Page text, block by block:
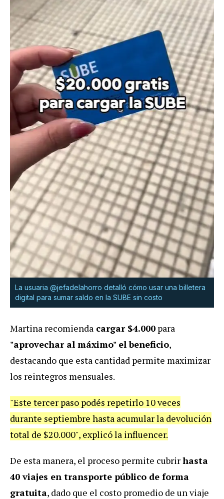
La usuaria @jefadelahorro detalló cómo usar una billetera
digital para sumar saldo en la SUBE sin costo
Martina recomienda cargar $4.000 para
"aprovechar al máximo" el beneficio,
destacando que esta cantidad permite maximizar
los reintegros mensuales.
"Este tercer paso podés repetirlo 10 veces
durante septiembre hasta acumular la devolución
total de $20.000", explicó la influencer.
De esta manera, el proceso permite cubrirhasta
40 viajes en transporte público de forma
gratuita, dado que el costo promedio de un viaje